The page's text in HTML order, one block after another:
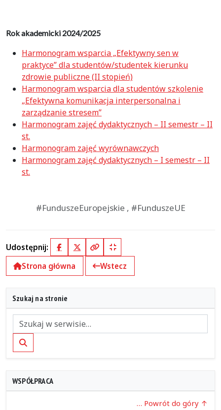
Rok akademicki 2024/2025
Harmonogram wsparcia „Efektywny sen w
praktyce” dla studentów/studentek kierunku
zdrowie publiczne (II stopień)
Harmonogram wsparcia dla studentów szkolenie
„Efektywna komunikacja interpersonalna i
zarządzanie stresem”
Harmonogram zajęć dydaktycznych – II semestr – II
st.
Harmonogram zajęć wyrównawczych
Harmonogram zajęć dydaktycznych – I semestr – II
st.
#FunduszeEuropejskie , #FunduszeUE
Udostępnij: FacebookX (Twitter)
Kopiuj pełny link
Kopiuj krótki link
Strona główna
Wstecz
Szukaj na stronie
Szukaj
WSPÓŁPRACA
… Powrót do góry